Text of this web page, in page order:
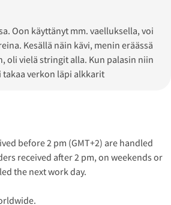
Oon käyttänyt mm. vaelluksella, voi
Kesällä näin kävi, menin eräässä
oli vielä stringit alla. Kun palasin niin
takaa verkon läpi alkkarit
before 2 pm (GMT+2) are handled
received after 2 pm, on weekends or
the next work day.